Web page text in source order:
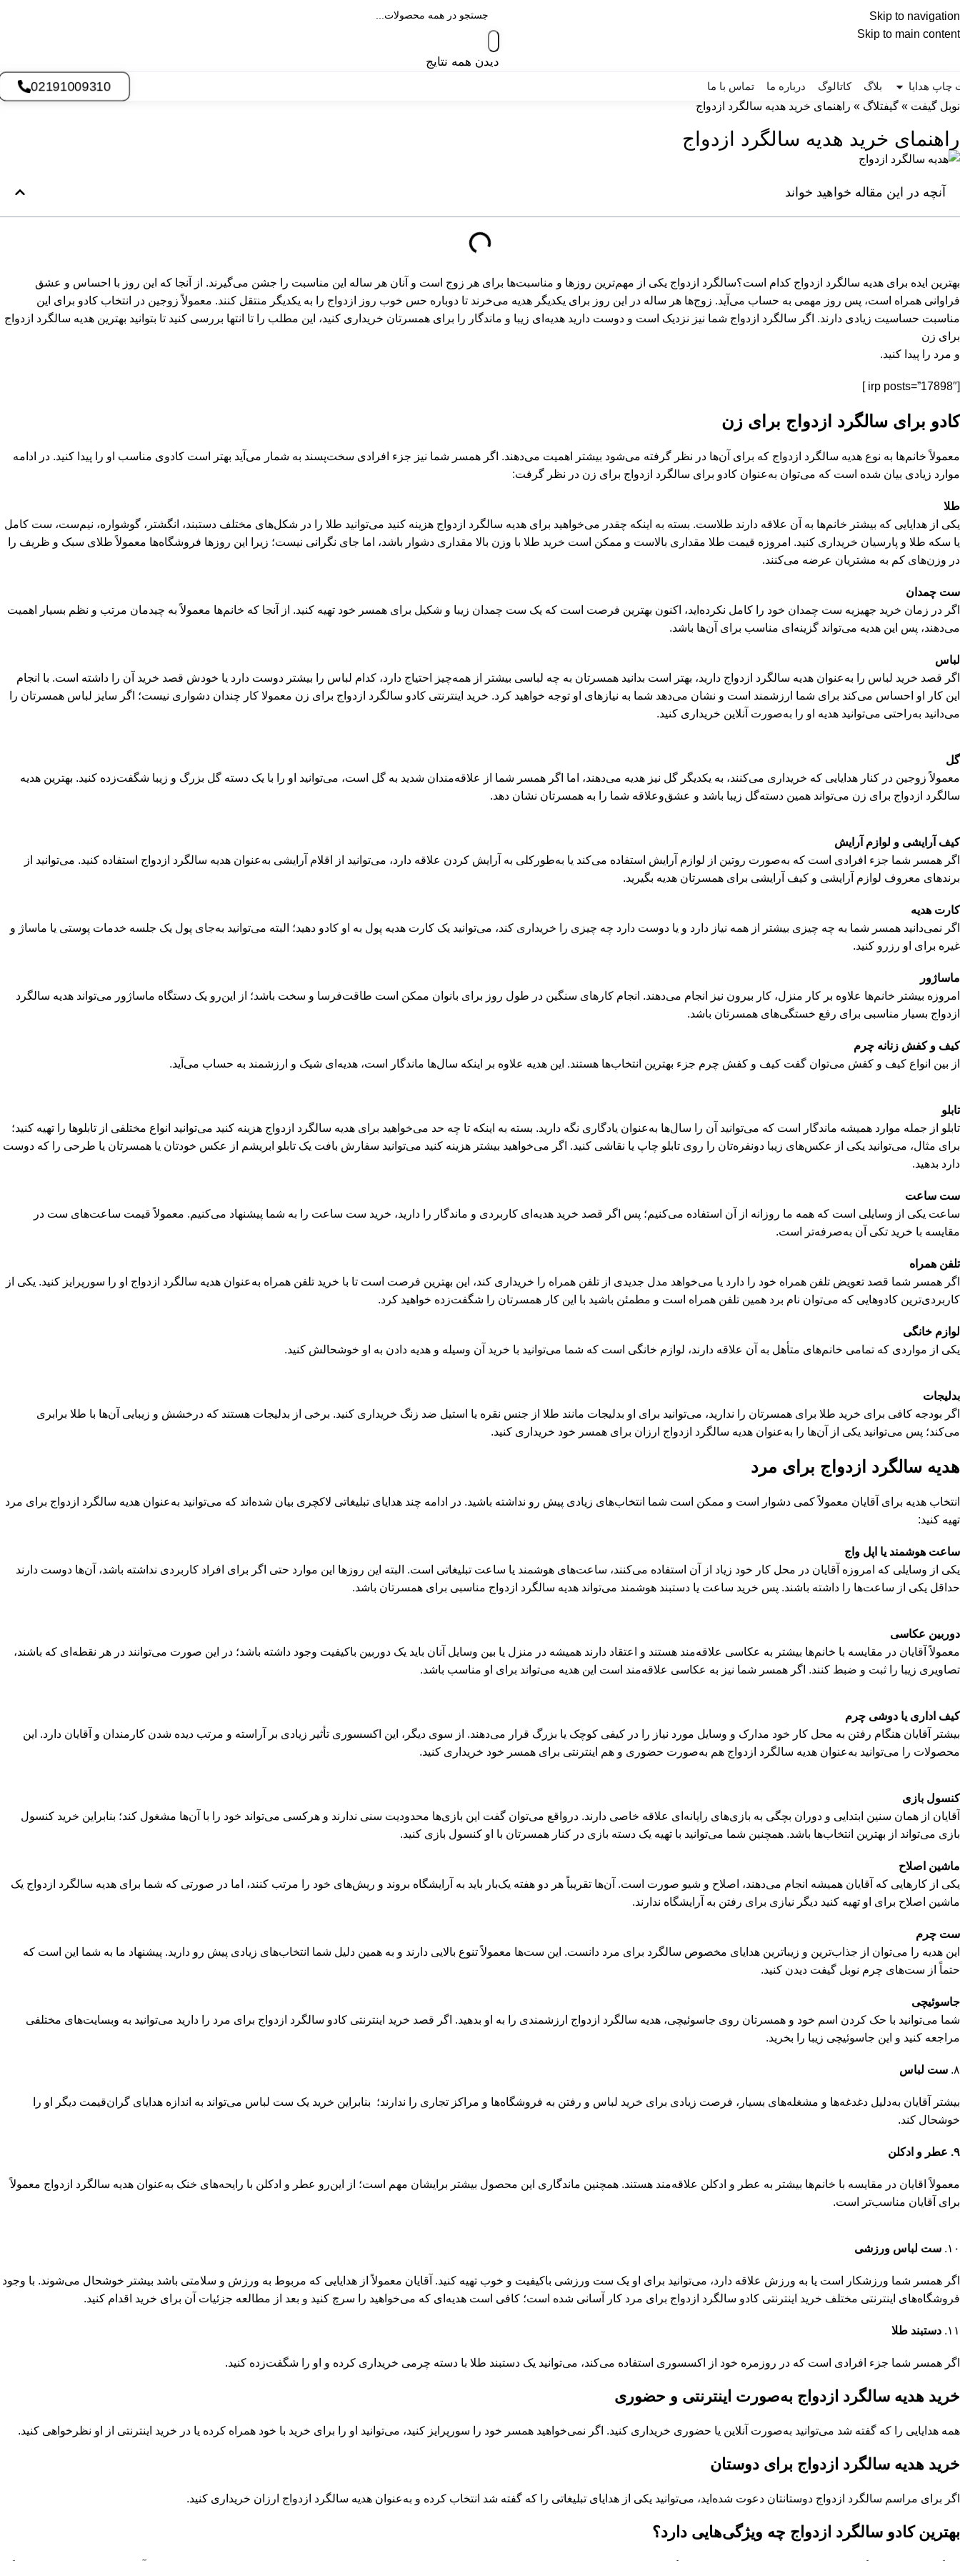
Skip to navigation
Skip to main content
دیدن همه نتایج
چاپ هدایا بلاگ کاتالوگ درباره ما تماس با ما 02191009310
نوبل گیفت » گیفتلاگ » راهنمای خرید هدیه سالگرد ازدواج
راهنمای خرید هدیه سالگرد ازدواج
آنچه در این مقاله خواهید خواند
بهترین ایده برای هدیه سالگرد ازدواج کدام است؟سالگرد ازدواج یکی از مهم‌ترین روزها و مناسبت‌ها برای هر زوج است و آنان هر ساله این مناسبت را جشن می‌گیرند. از آنجا که این روز با احساس و عشق
فراوانی همراه است، پس روز مهمی به حساب می‌آید. زوج‌ها هر ساله در این روز برای یکدیگر هدیه می‌خرند تا دوباره حس خوب روز ازدواج را به یکدیگر منتقل کنند. معمولاً زوجین در انتخاب کادو برای این
مناسبت حساسیت زیادی دارند. اگر سالگرد ازدواج شما نیز نزدیک است و دوست دارید هدیه‌ای زیبا و ماندگار را برای همسرتان خریداری کنید، این مطلب را تا انتها بررسی کنید تا بتوانید بهترین هدیه سالگرد ازدواج
برای زن
و مرد را پیدا کنید.
[irp posts=”17898″ ]
کادو برای سالگرد ازدواج برای زن
معمولاً خانم‌ها به نوع هدیه سالگرد ازدواج که برای آن‌ها در نظر گرفته می‌شود بیشتر اهمیت می‌دهند. اگر همسر شما نیز جزء افرادی سخت‌پسند به شمار می‌آید بهتر است کادوی مناسب او را پیدا کنید. در ادامه
موارد زیادی بیان شده است که می‌توان به‌عنوان کادو برای سالگرد ازدواج برای زن در نظر گرفت:
طلا
یکی از هدایایی که بیشتر خانم‌ها به آن علاقه دارند طلاست. بسته به اینکه چقدر می‌خواهید برای هدیه سالگرد ازدواج هزینه کنید می‌توانید طلا را در شکل‌های مختلف دستبند، انگشتر، گوشواره، نیم‌ست، ست کامل
یا سکه طلا و پارسیان خریداری کنید. امروزه قیمت طلا مقداری بالاست و ممکن است خرید طلا با وزن بالا مقداری دشوار باشد، اما جای نگرانی نیست؛ زیرا این روزها فروشگاه‌ها معمولاً طلای سبک و ظریف را
در وزن‌های کم به مشتریان عرضه می‌کنند.
ست چمدان
اگر در زمان خرید جهیزیه ست چمدان خود را کامل نکرده‌اید، اکنون بهترین فرصت است که یک ست چمدان زیبا و شکیل برای همسر خود تهیه کنید. از آنجا که خانم‌ها معمولاً به چیدمان مرتب و نظم بسیار اهمیت
می‌دهند، پس این هدیه می‌تواند گزینه‌ای مناسب برای آن‌ها باشد.
لباس
اگر قصد خرید لباس را به‌عنوان هدیه سالگرد ازدواج دارید، بهتر است بدانید همسرتان به چه لباسی بیشتر از همه‌چیز احتیاج دارد، کدام لباس را بیشتر دوست دارد یا خودش قصد خرید آن را داشته است. با انجام
این کار او احساس می‌کند برای شما ارزشمند است و نشان می‌دهد شما به نیازهای او توجه خواهید کرد. خرید اینترنتی کادو سالگرد ازدواج برای زن معمولا کار چندان دشواری نیست؛ اگر سایز لباس همسرتان را
می‌دانید به‌راحتی می‌توانید هدیه او را به‌صورت آنلاین خریداری کنید.
گل
معمولاً زوجین در کنار هدایایی که خریداری می‌کنند، به یکدیگر گل نیز هدیه می‌دهند، اما اگر همسر شما از علاقه‌مندان شدید به گل است، می‌توانید او را با یک دسته گل بزرگ و زیبا شگفت‌زده کنید. بهترین هدیه
سالگرد ازدواج برای زن می‌تواند همین دسته‌گل زیبا باشد و عشق‌وعلاقه شما را به همسرتان نشان دهد.
کیف آرایشی و لوازم آرایش
اگر همسر شما جزء افرادی است که به‌صورت روتین از لوازم آرایش استفاده می‌کند یا به‌طورکلی به آرایش کردن علاقه دارد، می‌توانید از اقلام آرایشی به‌عنوان هدیه سالگرد ازدواج استفاده کنید. می‌توانید از
برندهای معروف لوازم آرایشی و کیف آرایشی برای همسرتان هدیه بگیرید.
کارت هدیه
اگر نمی‌دانید همسر شما به چه چیزی بیشتر از همه نیاز دارد و یا دوست دارد چه چیزی را خریداری کند، می‌توانید یک کارت هدیه پول به او کادو دهید؛ البته می‌توانید به‌جای پول یک جلسه خدمات پوستی یا ماساژ و
غیره برای او رزرو کنید.
ماساژور
امروزه بیشتر خانم‌ها علاوه بر کار منزل، کار بیرون نیز انجام می‌دهند. انجام کارهای سنگین در طول روز برای بانوان ممکن است طاقت‌فرسا و سخت باشد؛ از این‌رو یک دستگاه ماساژور می‌تواند هدیه سالگرد
ازدواج بسیار مناسبی برای رفع خستگی‌های همسرتان باشد.
کیف و کفش زنانه چرم
از بین انواع کیف و کفش می‌توان گفت کیف و کفش چرم جزء بهترین انتخاب‌ها هستند. این هدیه علاوه بر اینکه سال‌ها ماندگار است، هدیه‌ای شیک و ارزشمند به حساب می‌آید.
تابلو
تابلو از جمله موارد همیشه ماندگار است که می‌توانید آن را سال‌ها به‌عنوان یادگاری نگه دارید. بسته به اینکه تا چه حد می‌خواهید برای هدیه سالگرد ازدواج هزینه کنید می‌توانید انواع مختلفی از تابلوها را تهیه کنید؛
برای مثال، می‌توانید یکی از عکس‌های زیبا دونفره‌تان را روی تابلو چاپ یا نقاشی کنید. اگر می‌خواهید بیشتر هزینه کنید می‌توانید سفارش بافت یک تابلو ابریشم از عکس خودتان یا همسرتان یا طرحی را که دوست
دارد بدهید.
ست ساعت
ساعت یکی از وسایلی است که همه ما روزانه از آن استفاده می‌کنیم؛ پس اگر قصد خرید هدیه‌ای کاربردی و ماندگار را دارید، خرید ست ساعت را به شما پیشنهاد می‌کنیم. معمولاً قیمت ساعت‌های ست در
مقایسه با خرید تکی آن به‌صرفه‌تر است.
تلفن همراه
اگر همسر شما قصد تعویض تلفن همراه خود را دارد یا می‌خواهد مدل جدیدی از تلفن همراه را خریداری کند، این بهترین فرصت است تا با خرید تلفن همراه به‌عنوان هدیه سالگرد ازدواج او را سورپرایز کنید. یکی از
کاربردی‌ترین کادوهایی که می‌توان نام برد همین تلفن همراه است و مطمئن باشید با این کار همسرتان را شگفت‌زده خواهید کرد.
لوازم خانگی
یکی از مواردی که تمامی خانم‌های متأهل به آن علاقه دارند، لوازم خانگی است که شما می‌توانید با خرید آن وسیله و هدیه دادن به او خوشحالش کنید.
بدلیجات
اگر بودجه کافی برای خرید طلا برای همسرتان را ندارید، می‌توانید برای او بدلیجات مانند طلا از جنس نقره یا استیل ضد زنگ خریداری کنید. برخی از بدلیجات هستند که درخشش و زیبایی آن‌ها با طلا برابری
می‌کند؛ پس می‌توانید یکی از آن‌ها را به‌عنوان هدیه سالگرد ازدواج ارزان برای همسر خود خریداری کنید.
هدیه سالگرد ازدواج برای مرد
انتخاب هدیه برای آقایان معمولاً کمی دشوار است و ممکن است شما انتخاب‌های زیادی پیش رو نداشته باشید. در ادامه چند هدایای تبلیغاتی لاکچری بیان شده‌اند که می‌توانید به‌عنوان هدیه سالگرد ازدواج برای مرد
تهیه کنید:
ساعت هوشمند یا اپل واج
یکی از وسایلی که امروزه آقایان در محل کار خود زیاد از آن استفاده می‌کنند، ساعت‌های هوشمند یا ساعت تبلیغاتی است. البته این روزها این موارد حتی اگر برای افراد کاربردی نداشته باشد، آن‌ها دوست دارند
حداقل یکی از ساعت‌ها را داشته باشند. پس خرید ساعت یا دستبند هوشمند می‌تواند هدیه سالگرد ازدواج مناسبی برای همسرتان باشد.
دوربین عکاسی
معمولاً آقایان در مقایسه با خانم‌ها بیشتر به عکاسی علاقه‌مند هستند و اعتقاد دارند همیشه در منزل یا بین وسایل آنان باید یک دوربین باکیفیت وجود داشته باشد؛ در این صورت می‌توانند در هر نقطه‌ای که باشند،
تصاویری زیبا را ثبت و ضبط کنند. اگر همسر شما نیز به عکاسی علاقه‌مند است این هدیه می‌تواند برای او مناسب باشد.
کیف اداری یا دوشی چرم
بیشتر آقایان هنگام رفتن به محل کار خود مدارک و وسایل مورد نیاز را در کیفی کوچک یا بزرگ قرار می‌دهند. از سوی دیگر، این اکسسوری تأثیر زیادی بر آراسته و مرتب دیده شدن کارمندان و آقایان دارد. این
محصولات را می‌توانید به‌عنوان هدیه سالگرد ازدواج هم به‌صورت حضوری و هم اینترنتی برای همسر خود خریداری کنید.
کنسول بازی
آقایان از همان سنین ابتدایی و دوران بچگی به بازی‌های رایانه‌ای علاقه خاصی دارند. درواقع می‌توان گفت این بازی‌ها محدودیت سنی ندارند و هرکسی می‌تواند خود را با آن‌ها مشغول کند؛ بنابراین خرید کنسول
بازی می‌تواند از بهترین انتخاب‌ها باشد. همچنین شما می‌توانید با تهیه یک دسته بازی در کنار همسرتان با او کنسول بازی کنید.
ماشین اصلاح
یکی از کارهایی که آقایان همیشه انجام می‌دهند، اصلاح و شیو صورت است. آن‌ها تقریباً هر دو هفته یک‌بار باید به آرایشگاه بروند و ریش‌های خود را مرتب کنند، اما در صورتی که شما برای هدیه سالگرد ازدواج یک
ماشین اصلاح برای او تهیه کنید دیگر نیازی برای رفتن به آرایشگاه ندارند.
ست چرم
این هدیه را می‌توان از جذاب‌ترین و زیباترین هدایای مخصوص سالگرد برای مرد دانست. این ست‌ها معمولاً تنوع بالایی دارند و به همین دلیل شما انتخاب‌های زیادی پیش رو دارید. پیشنهاد ما به شما این است که
حتماً از ست‌های چرم نوبل گیفت دیدن کنید.
جاسوئیچی
شما می‌توانید با حک کردن اسم خود و همسرتان روی جاسوئیچی، هدیه سالگرد ازدواج ارزشمندی را به او بدهید. اگر قصد خرید اینترنتی کادو سالگرد ازدواج برای مرد را دارید می‌توانید به وبسایت‌های مختلفی
مراجعه کنید و این جاسوئيچی زیبا را بخرید.
۸. ست لباس
بیشتر آقایان به‌دلیل دغدغه‌ها و مشغله‌های بسیار، فرصت زیادی برای خرید لباس و رفتن به فروشگاه‌ها و مراکز تجاری را ندارند؛ بنابراین خرید یک ست لباس می‌تواند به اندازه هدایای گران‌قیمت دیگر او را
خوشحال کند.
۹. عطر و ادکلن
معمولاً اقایان در مقایسه با خانم‌ها بیشتر به عطر و ادکلن علاقه‌مند هستند. همچنین ماندگاری این محصول بیشتر برایشان مهم است؛ از این‌رو عطر و ادکلن با رایحه‌های خنک به‌عنوان هدیه سالگرد ازدواج معمولاً
برای آقایان مناسب‌تر است.
۱۰. ست لباس ورزشی
اگر همسر شما ورزشکار است یا به ورزش علاقه دارد، می‌توانید برای او یک ‌ست ورزشی باکیفیت و خوب تهیه کنید. آقایان معمولاً از هدایایی که مربوط به ورزش و سلامتی باشد بیشتر خوشحال می‌شوند. با وجود
فروشگاه‌های اینترنتی مختلف خرید اینترنتی کادو سالگرد ازدواج برای مرد کار آسانی شده است؛ کافی است هدیه‌ای که می‌خواهید را سرچ کنید و بعد از مطالعه جزئیات آن برای خرید اقدام کنید.
۱۱. دستبند طلا
اگر همسر شما جزء افرادی است که در روزمره خود از اکسسوری استفاده می‌کند، می‌توانید یک دستبند طلا با دسته چرمی خریداری کرده و او را شگفت‌زده کنید.
خرید هدیه سالگرد ازدواج به‌صورت اینترنتی و حضوری
همه هدایایی را که گفته شد می‌توانید به‌صورت آنلاین یا حضوری خریداری کنید. اگر نمی‌خواهید همسر خود را سورپرایز کنید، می‌توانید او را برای خرید با خود همراه کرده یا در خرید اینترنتی از او نظرخواهی کنید.
خرید هدیه سالگرد ازدواج برای دوستان
اگر برای مراسم سالگرد ازدواج دوستانتان دعوت شده‌اید، می‌توانید یکی از هدایای تبلیغاتی را که گفته شد انتخاب کرده و به‌عنوان هدیه سالگرد ازدواج ارزان خریداری کنید.
بهترین کادو سالگرد ازدواج چه ویژگی‌هایی دارد؟